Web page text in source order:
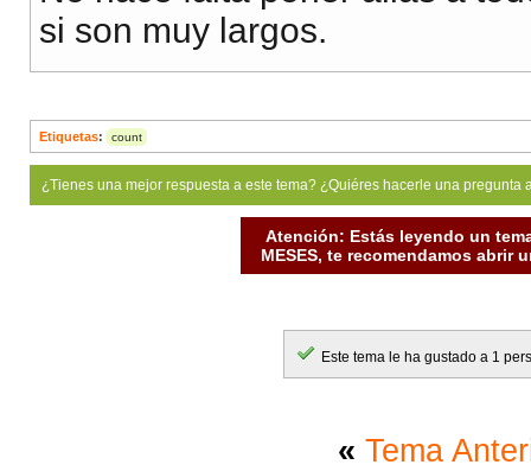
si son muy largos.
Etiquetas: count
¿Tienes una mejor respuesta a este tema? ¿Quiéres hacerle una
Atención: Estás leyendo un
MESES, te recomendamos abrir
Este tema le ha gustado a 1
« Tema